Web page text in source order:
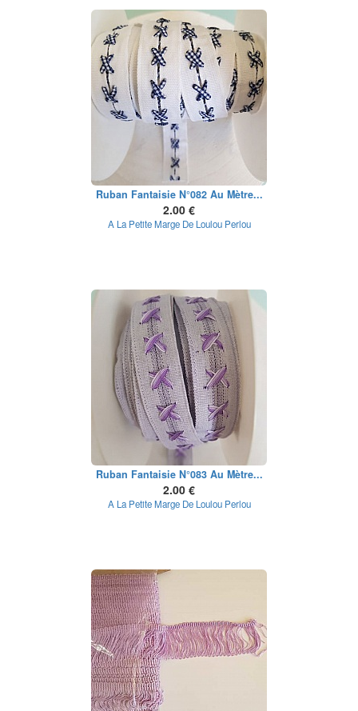
Ruban Fantaisie N°082 Au Mètre...
2.00 €
A La Petite Marge De Loulou Perlou
Ruban Fantaisie N°083 Au Mètre...
2.00 €
A La Petite Marge De Loulou Perlou